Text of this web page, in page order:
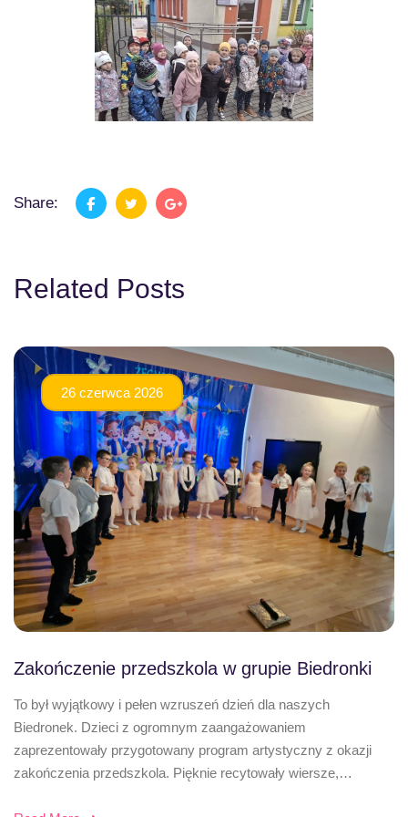
Share:
Related Posts
26 czerwca 2026
Zakończenie przedszkola w grupie Biedronki
To był wyjątkowy i pełen wzruszeń dzień dla naszych
Biedronek. Dzieci z ogromnym zaangażowaniem
zaprezentowały przygotowany program artystyczny z okazji
zakończenia przedszkola. Pięknie recytowały wiersze,…